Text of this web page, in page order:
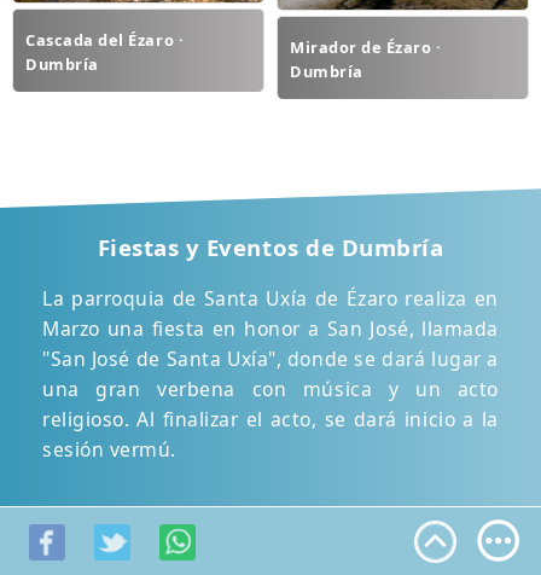
Cascada del Ézaro ·
Dumbría
Mirador de Ézaro ·
Dumbría
Fiestas y Eventos de Dumbría
La parroquia de Santa Uxía de Ézaro realiza en
Marzo una fiesta en honor a San José, llamada
"San José de Santa Uxía", donde se dará lugar a
una gran verbena con música y un acto
religioso. Al finalizar el acto, se dará inicio a la
sesión vermú.
En el mismo mes también se celebra el famoso
"Entroido" ya conocido popularmente entre los